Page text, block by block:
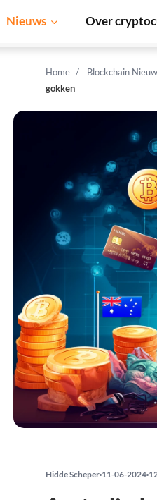
Nieuws Over
Home Blockchain
gokken
Hidde Scheper 11-06-2024